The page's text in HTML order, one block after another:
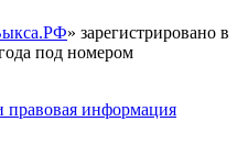
» зарегистрировано в
под номером
правовая информация